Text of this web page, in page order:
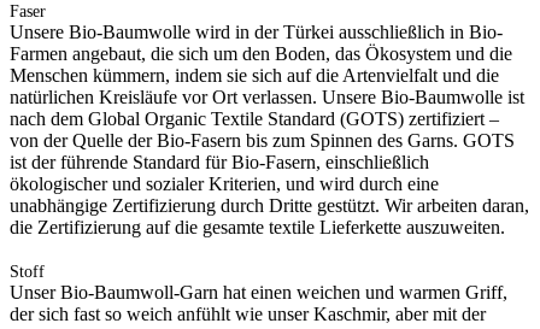
Faser
Unsere Bio-Baumwolle wird in der Türkei ausschließlich in Bio-
Farmen angebaut, die sich um den Boden, das Ökosystem und die
Menschen kümmern, indem sie sich auf die Artenvielfalt und die
natürlichen Kreisläufe vor Ort verlassen. Unsere Bio-Baumwolle ist
nach dem Global Organic Textile Standard (GOTS) zertifiziert –
von der Quelle der Bio-Fasern bis zum Spinnen des Garns. GOTS
ist der führende Standard für Bio-Fasern, einschließlich
ökologischer und sozialer Kriterien, und wird durch eine
unabhängige Zertifizierung durch Dritte gestützt. Wir arbeiten daran,
die Zertifizierung auf die gesamte textile Lieferkette auszuweiten.
Stoff
Unser Bio-Baumwoll-Garn hat einen weichen und warmen Griff,
der sich fast so weich anfühlt wie unser Kaschmir, aber mit der